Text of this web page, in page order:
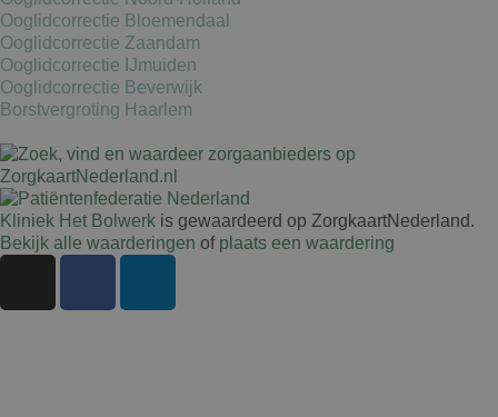
Ooglidcorrectie Bloemendaal
Ooglidcorrectie Zaandam
Ooglidcorrectie IJmuiden
Ooglidcorrectie Beverwijk
Borstvergroting Haarlem
Kliniek Het Bolwerk is gewaardeerd op ZorgkaartNederland.
Bekijk alle waarderingen of plaats een waardering